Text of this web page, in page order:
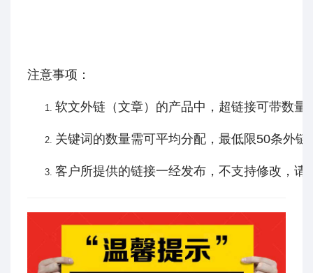
注意事项：
软文外链（文章）的产品中，超链接可带数
关键词的数量需可平均分配，最低限50条外
客户所提供的链接一经发布，不支持修改，请